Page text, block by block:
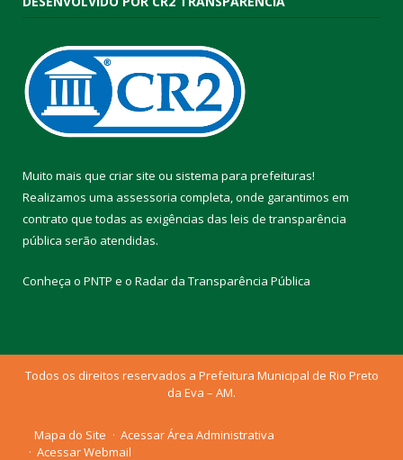
Muito mais que criar site ou sistema para prefeituras!
Realizamos uma assessoria completa, onde garantimos em
contrato que todas as exigências das leis de transparência
pública serão atendidas.
Conheça o PNTP e o Radar da Transparência Pública
Todos os direitos reservados a Prefeitura Municipal de Rio Preto
da Eva – AM.
Mapa do Site
Acessar Área Administrativa
Acessar Webmail